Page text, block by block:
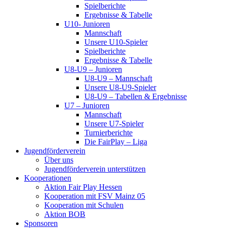
Spielberichte
Ergebnisse & Tabelle
U10- Junioren
Mannschaft
Unsere U10-Spieler
Spielberichte
Ergebnisse & Tabelle
U8-U9 – Junioren
U8-U9 – Mannschaft
Unsere U8-U9-Spieler
U8-U9 – Tabellen & Ergebnisse
U7 – Junioren
Mannschaft
Unsere U7-Spieler
Turnierberichte
Die FairPlay – Liga
Jugendförderverein
Über uns
Jugendförderverein unterstützen
Kooperationen
Aktion Fair Play Hessen
Kooperation mit FSV Mainz 05
Kooperation mit Schulen
Aktion BOB
Sponsoren